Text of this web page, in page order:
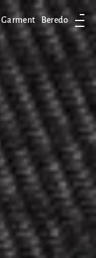
Garment Beredo
Apri